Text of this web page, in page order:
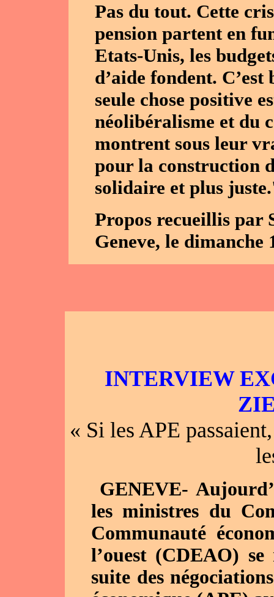
Pas du tout. Cette
pension partent en
Etats-Unis, les
d’aide fondent.
seule chose positive
néolibéralisme et du
montrent sous leur
pour la construction
solidaire et plus
Propos recueillis par
Geneve, le dimanche
INTERVIEW
« Si les APE
GENEVE-
les ministres du
Communauté
l’ouest (CDEAO)
suite des